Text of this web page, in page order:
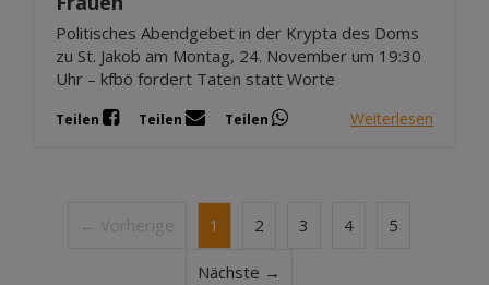
Politisches Abendgebet in der Krypta des Doms
zu St. Jakob am Montag, 24. November um 19:30
Uhr – kfbö fordert Taten statt Worte
Teilen Teilen Teilen Weiterlesen
← Vorherige 1 2 3 4 5
Nächste →